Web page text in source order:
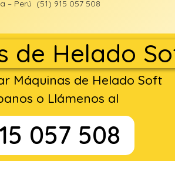
– Perú (51) 915 057 508
de Helado
Máquinas de Helado Soft
o Llámenos al
057 508